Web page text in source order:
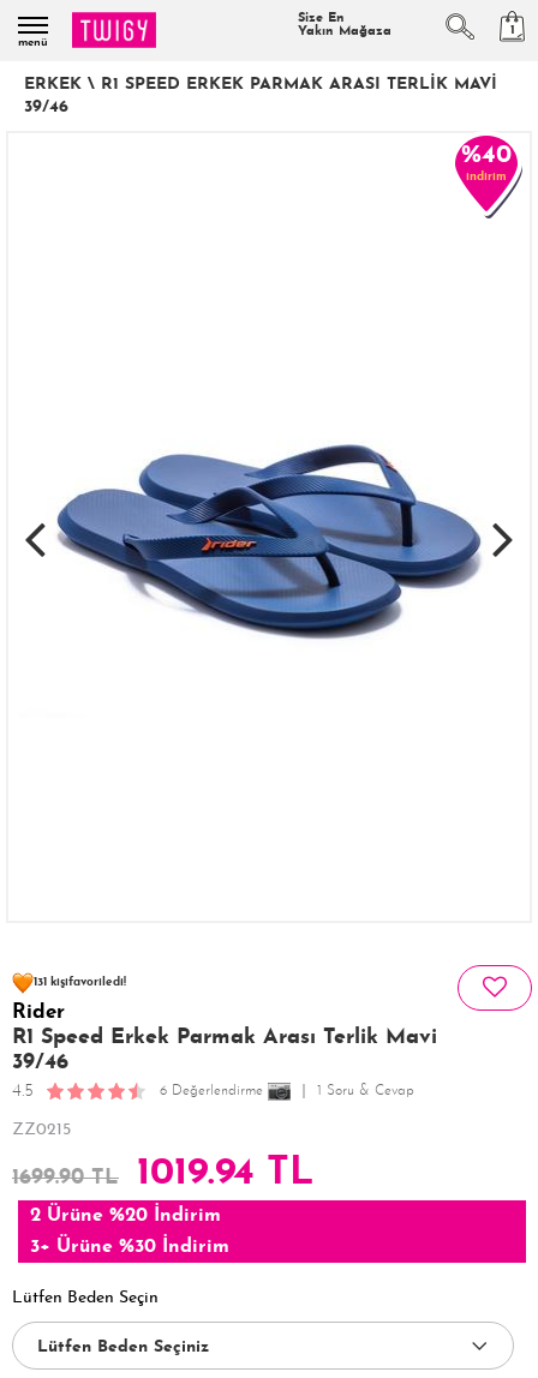
menü
Size En
Yakın Mağaza
1
ERKEK \ R1 SPEED ERKEK PARMAK ARASI TERLIK MAVI
39/46
%40
indirim
131 kişifavoriledi!
31 kişi
174 kişi
Rider
R1 Speed Erkek Parmak Arası Terlik Mavi
39/46
4.5 6 Değerlendirme 1 Soru & Cevap
ZZ0215
1699.90 TL 1019.94 TL
2 Ürüne %20 İndirim
3+ Ürüne %30 İndirim
Lütfen Beden Seçin